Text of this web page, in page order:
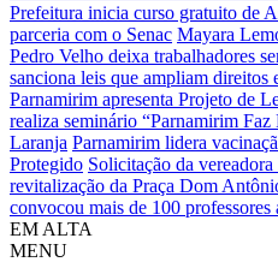
Prefeitura inicia curso gratuito de
parceria com o Senac Mayara
Pedro Velho deixa trabalhadores
sanciona leis que ampliam direitos
Parnamirim apresenta Projeto de
realiza seminário “Parnamirim
Laranja Parnamirim lidera
Protegido Solicitação da
revitalização da Praça Dom
convocou mais de 100 professores
EM ALTA
MENU